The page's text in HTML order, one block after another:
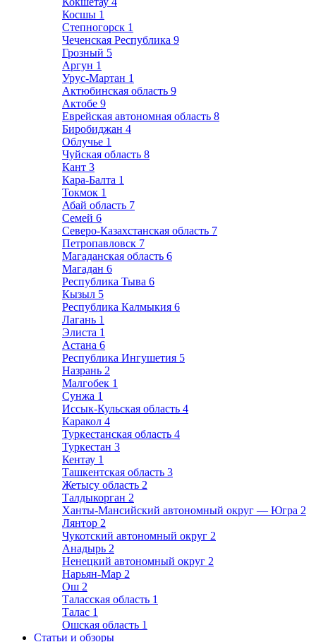
Косшы 1
Степногорск 1
Чеченская Республика 9
Грозный 5
Аргун 1
Урус-Мартан 1
Актюбинская область 9
Актобе 9
Еврейская автономная область 8
Биробиджан 4
Облучье 1
Чуйская область 8
Кант 3
Кара-Балта 1
Токмок 1
Абай область 7
Семей 6
Северо-Казахстанская область 7
Петропавловск 7
Магаданская область 6
Магадан 6
Республика Тыва 6
Кызыл 5
Республика Калмыкия 6
Лагань 1
Элиста 1
Астана 6
Республика Ингушетия 5
Назрань 2
Малгобек 1
Сунжа 1
Иссык-Кульская область 4
Каракол 4
Туркестанская область 4
Туркестан 3
Кентау 1
Ташкентская область 3
Жетысу область 2
Талдыкорган 2
Ханты-Мансийский автономный округ — Югра 2
Лянтор 2
Чукотский автономный округ 2
Анадырь 2
Ненецкий автономный округ 2
Нарьян-Мар 2
Ош 2
Таласская область 1
Талас 1
Ошская область 1
Статьи и обзоры